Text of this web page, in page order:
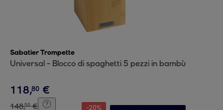
Sabatier Trompette
Universal - Blocco di spaghetti 5 pezzi in bambù
118,80 €
148,50 € -20%